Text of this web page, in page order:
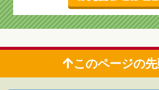
このページの